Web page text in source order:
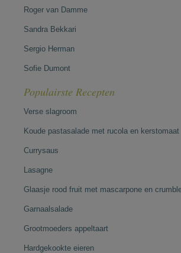
Roger van Damme
Sandra Bekkari
Sergio Herman
Sofie Dumont
Populairste Recepten
Verse slagroom
Koude pastasalade met rucola en kerstomaat
Currysaus
Lasagne
Glaasje rood fruit met mascarpone en
Garnaalsalade
Grootmoeders appeltaart
Hardgekookte eieren